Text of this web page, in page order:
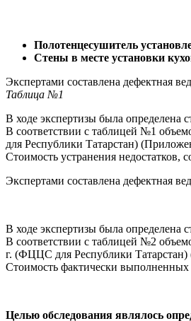
Полотенцесушитель
Стены в месте установки
Экспертами составлена дефектная
Таблица №1
В ходе экспертизы была определена
В соответствии с таблицей №1
для Республики Татарстан)
Стоимость устранения недостатков,
Экспертами составлена дефектная
В ходе экспертизы была определена
В соответствии с таблицей №2
г. (ФЦЦС для Республики
Стоимость фактически выполненных
Целью обследования являлось